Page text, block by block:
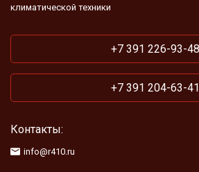
климатической техники
+7 391 226-93-48
+7 391 204-63-41
Контакты:
info@r410.ru